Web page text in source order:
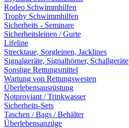
Rodeo Schwimmhilfen
Trophy Schwimmhilfen
Sicherheits - Seminare
Sicherheitsleinen / Gurte
Lifeline
Strecktaue, Sorgleinen, Jacklines
Signalgeräte, Signalhörner, Schallgeräte
Sonstige Rettungsmittel
Wartung von Rettungswesten
Überlebensausrüstung
Notproviant / Trinkwasser
Sicherheits-Sets
Taschen / Bags / Behälter
Überlebensanzüge